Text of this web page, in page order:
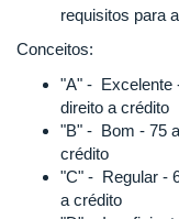
requisitos para
Conceitos:
"A" - Excelente
direito a crédito
"B" - Bom - 75
crédito
"C" - Regular -
a crédito